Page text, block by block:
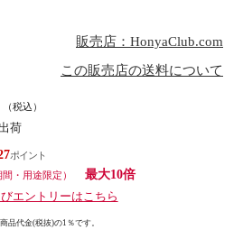
販売店：HonyaClub.com
この販売店の送料について
（税込）
荷
間・用途限定）
最大10倍
エントリーはこちら
品代金(税抜)の1％です。